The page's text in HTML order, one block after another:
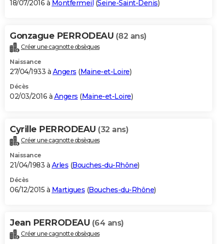
18/07/2016 à Montfermeil (Seine-Saint-Denis)
Gonzague PERRODEAU (82 ans)
Créer une cagnotte obsèques
Naissance
27/04/1933 à Angers (Maine-et-Loire)
Décès
02/03/2016 à Angers (Maine-et-Loire)
Cyrille PERRODEAU (32 ans)
Créer une cagnotte obsèques
Naissance
21/04/1983 à Arles (Bouches-du-Rhône)
Décès
06/12/2015 à Martigues (Bouches-du-Rhône)
Jean PERRODEAU (64 ans)
Créer une cagnotte obsèques